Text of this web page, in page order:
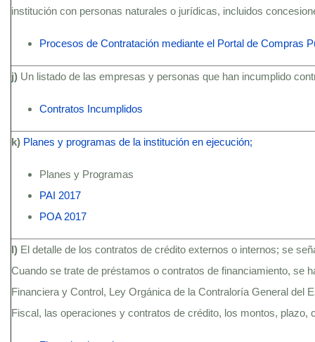
institución con personas naturales o jurídicas, incluidos
Procesos de Contratación mediante el Portal de Compras
j) Un listado de las empresas y personas que han incumplido
Contratos Incumplidos
k) Planes y programas de la institución en ejecución;
Planes y Programas
PAI 2017
POA 2017
l) El detalle de los contratos de crédito externos o internos; se
Cuando se trate de préstamos o contratos de financiamiento, se
Financiera y Control, Ley Orgánica de la Contraloría General del
Fiscal, las operaciones y contratos de crédito, los montos, plazo,